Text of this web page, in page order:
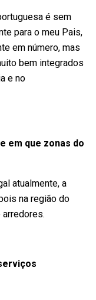
é sem
para o meu Pais,
em número, mas
bem integrados
e no
em que zonas do
atualmente, a
na região do